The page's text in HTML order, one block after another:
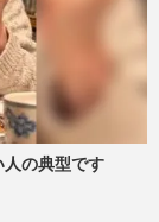
人の典型です